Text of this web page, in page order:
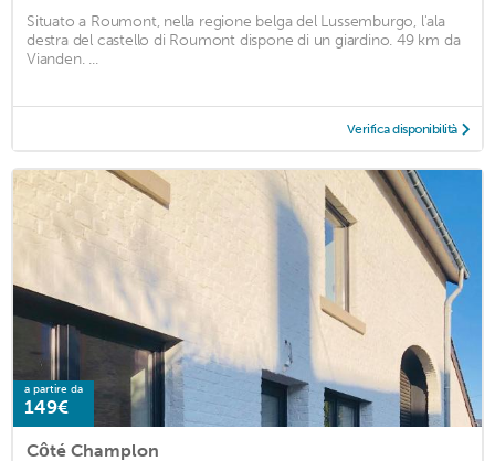
Situato a Roumont, nella regione belga del Lussemburgo, l'ala
destra del castello di Roumont dispone di un giardino. 49 km da
Vianden. ...
Verifica disponibilità
a partire da
149€
Côté Champlon